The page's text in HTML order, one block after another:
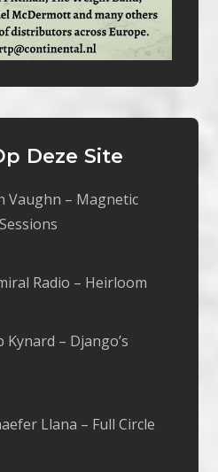
Deze Site
Vaughn – Magnetic
Radio – Heirloom
Kynard – Django’s
Llana – Full Circle